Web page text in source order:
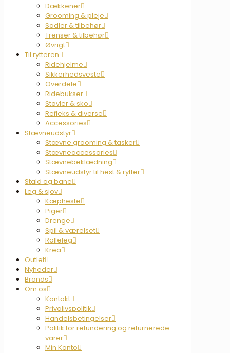
Dækkener
Grooming & pleje
Sadler & tilbehør
Trenser & tilbehør
Øvrigt
Til rytteren
Ridehjelme
Sikkerhedsveste
Overdele
Ridebukser
Støvler & sko
Refleks & diverse
Accessories
Stævneudstyr
Stævne grooming & tasker
Stævneaccessories
Stævnebeklædning
Stævneudstyr til hest & rytter
Stald og bane
Leg & sjov
Kæpheste
Piger
Drenge
Spil & værelset
Rolleleg
Krea
Outlet
Nyheder
Brands
Om os
Kontakt
Privalivspolitik
Handelsbetingelser
Politik for refundering og returnerede
varer
Min Konto